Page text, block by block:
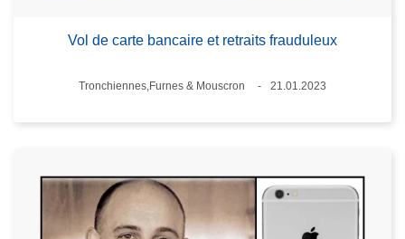
Vol de carte bancaire et retraits frauduleux
Lieux
Tronchiennes,Furnes & Mouscron
21.01.2023